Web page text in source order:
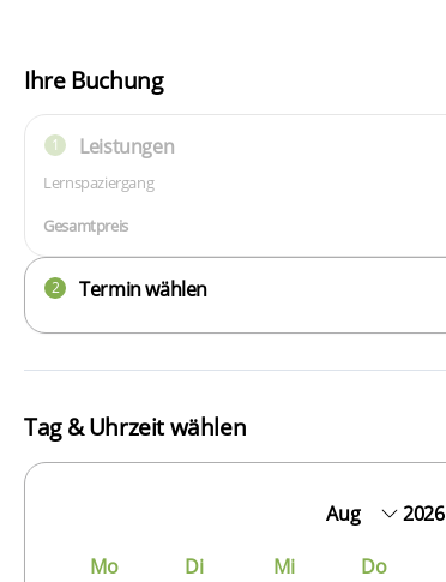
Tag & Uhrzeit wählen
2026
Mo
Di Mi Do
Ihre Buchung
1 Leistungen
Lernspaziergang
Gesamtpreis
2 Termin wählen